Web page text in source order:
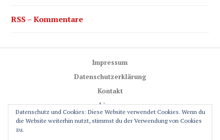
RSS – Kommentare
Impressum
Datenschutzerklärung
Kontakt
Lizenz
Trail-Rules
Datenschutz und Cookies: Diese Website verwendet Cookies. Wenn du
die Website weiterhin nutzt, stimmst du der Verwendung von Cookies
zu.